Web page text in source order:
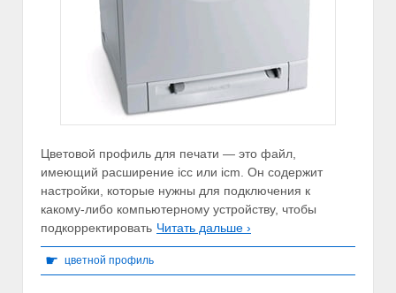
Цветовой профиль для печати — это файл,
имеющий расширение icc или icm. Он содержит
настройки, которые нужны для подключения к
какому-либо компьютерному устройству, чтобы
подкорректировать Читать дальше ›
☛ цветной профиль